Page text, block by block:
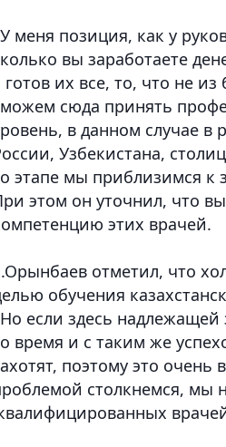
меня позиция, как у
вы заработаете
готов их все, то, что не
сюда принять
в данном случае в
Узбекистана,
этапе мы приблизимся к
этом он уточнил, что
этих врачей.
отметил, что
обучения
если здесь надлежащей
время и с таким же
поэтому это
столкнемся, мы